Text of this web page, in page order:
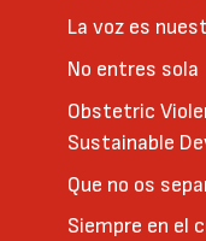
La voz es
No entres sola
Obstetric
Sustainable
Que no os
Siempre en el